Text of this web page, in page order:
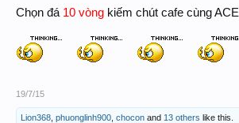
Chọn đá 10 vòng kiếm chút cafe cùng ACE
19/7/15
Lion368 phuonglinh900 chocon and 13 others like this.